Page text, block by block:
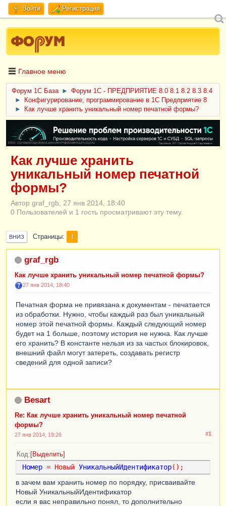
Войти Регистрация
Главное меню
Форум 1C База ►
Форум 1С - ПРЕДПРИЯТИЕ 8.0 8.1 8.2 8.3 8.4
►
Конфигурирование, программирование в 1С Предприятие 8
►
Как лучше хранить уникальный номер печатной формы?
ERID: CQH36pWzJqVJD4xVLsnhcU4hVPNjkBZe8KKxjJiYySyZAz
Как лучше хранить
уникальный номер печатной
формы?
Автор graf_rgb, 27 янв 2014, 18:40
0 Пользователей и 1 гость просматривают эту тему.
ВНИЗ Страницы 1
graf_rgb
Как лучше хранить уникальный номер печатной формы?
27 янв 2014, 18:40
Печатная форма не привязана к документам - печатается
из обработки. Нужно, чтобы каждый раз был уникальный
номер этой печатной формы. Каждый следующий номер
будет на 1 больше, поэтому история не нужна. Как лучше
его хранить? В константе нельзя из за частых блокировок,
внешний файл могут затереть, создавать регистр
сведений для одной записи?
Besart
Re: Как лучше хранить уникальный номер печатной
формы?
#1
27 янв 2014, 19:26
Код Выделить
Номер = Новый УникальныйИдентификатор();
в зачем вам хранить номер по порядку, присваивайте
Новый УникальныйИдентификатор
если я вас неправильно понял, то дополнительно